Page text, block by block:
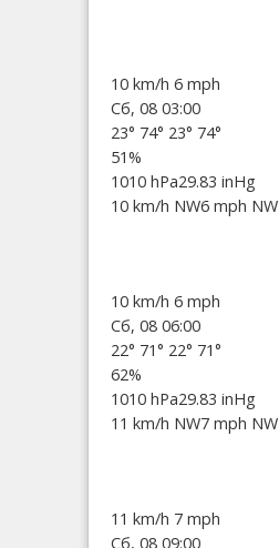
10 km/h 6 mph
Сб, 08 03:00
23° 74° 23° 74°
51%
1010 hPa29.83 inHg
10 km/h NW6 mph NW
10 km/h 6 mph
Сб, 08 06:00
22° 71° 22° 71°
62%
1010 hPa29.83 inHg
11 km/h NW7 mph NW
11 km/h 7 mph
Сб, 08 09:00